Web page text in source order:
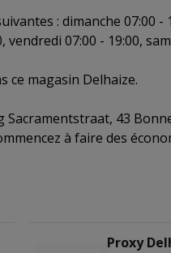
: dimanche 07:00 -
07:00 - 19:00,
ce magasin Delhaize.
Sacramentstraat, 43
à faire des
Proxy